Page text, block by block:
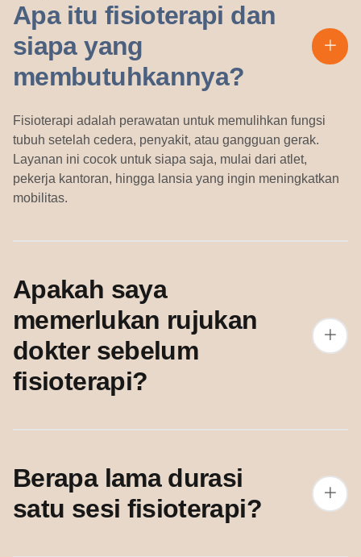
Apa itu fisioterapi dan
siapa yang
membutuhkannya?
Fisioterapi adalah perawatan untuk memulihkan fungsi
tubuh setelah cedera, penyakit, atau gangguan gerak.
Layanan ini cocok untuk siapa saja, mulai dari atlet,
pekerja kantoran, hingga lansia yang ingin meningkatkan
mobilitas.
Apakah saya
memerlukan rujukan
dokter sebelum
fisioterapi?
Berapa lama durasi
satu sesi fisioterapi?